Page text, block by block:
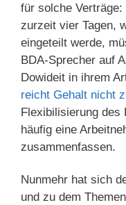
für solche
zurzeit vier Tagen,
eingeteilt werde,
BDA-Sprecher auf
Dowideit in ihrem
reicht Gehalt nicht
Flexibilisierung des
häufig eine
zusammenfassen.
Nunmehr hat sich
und zu dem